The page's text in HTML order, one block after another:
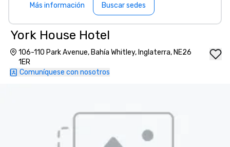
Más información Buscar sedes
York House Hotel
106-110 Park Avenue, Bahía Whitley, Inglaterra, NE26
1ER
Comuníquese con nosotros